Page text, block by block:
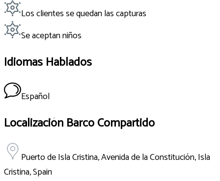
Los clientes se quedan las capturas
Se aceptan niños
Idiomas Hablados
Español
Localización Barco Compartido
Puerto de Isla Cristina, Avenida de la Constitución, Isla
Cristina, Spain